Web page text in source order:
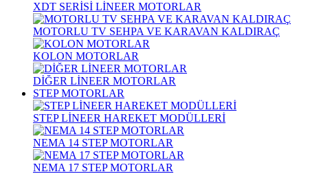
XDT SERİSİ LİNEER MOTORLAR
MOTORLU TV SEHPA VE KARAVAN KALDIRAÇ
KOLON MOTORLAR
DİĞER LİNEER MOTORLAR
STEP MOTORLAR
STEP LİNEER HAREKET MODÜLLERİ
NEMA 14 STEP MOTORLAR
NEMA 17 STEP MOTORLAR